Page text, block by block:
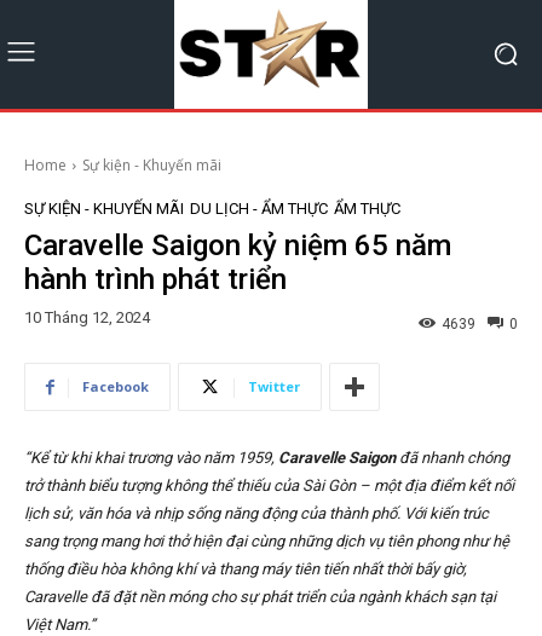
Home Sự kiện - Khuyến mãi
SỰ KIỆN - KHUYẾN MÃI DU LỊCH - ẨM THỰC ẨM THỰC
Caravelle Saigon kỷ niệm 65 năm
hành trình phát triển
10 Tháng 12, 2024 0
4639
Facebook Twitter
“Kể từ khi khai trương vào năm 1959, Caravelle Saigonđã nhanh chóng
trở thành biểu tượng không thể thiếu của Sài Gòn – một địa điểm kết nối
lịch sử, văn hóa và nhịp sống năng động của thành phố. Với kiến trúc
sang trọng mang hơi thở hiện đại cùng những dịch vụ tiên phong như hệ
thống điều hòa không khí và thang máy tiên tiến nhất thời bấy giờ,
Caravelle đã đặt nền móng cho sự phát triển của ngành khách sạn tại
Việt Nam.”